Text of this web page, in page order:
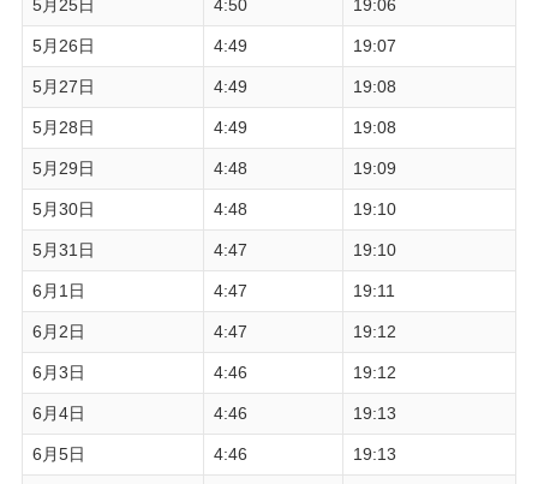
5月25日 4:50 19:06
5月26日 4:49 19:07
5月27日 4:49 19:08
5月28日 4:49 19:08
5月29日 4:48 19:09
5月30日 4:48 19:10
5月31日 4:47 19:10
6月1日 4:47 19:11
6月2日 4:47 19:12
6月3日 4:46 19:12
6月4日 4:46 19:13
6月5日 4:46 19:13